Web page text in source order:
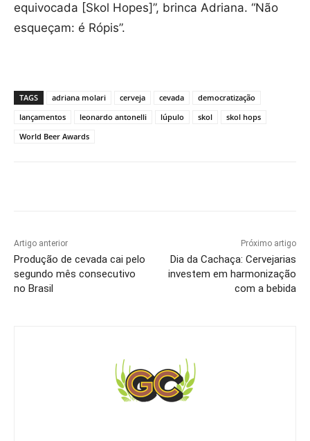
equivocada [Skol Hopes]”, brinca Adriana. “Não
esqueçam: é Rópis”.
TAGS adriana molari cerveja cevada
democratização
lançamentos
leonardo antonelli lúpulo skol
skol hops
World Beer Awards
Artigo anterior
Produção de cevada cai pelo
segundo mês consecutivo
no Brasil
Próximo artigo
Dia da Cachaça: Cervejarias
investem em harmonização
com a bebida